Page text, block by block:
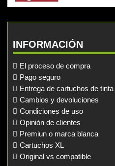
INFORMACIÓN
El proceso de compra
Pago seguro
Entrega de cartuchos de
Cambios y devoluciones
Condiciones de uso
Opinión de clientes
Premiun o marca blanca
Cartuchos XL
Original vs compatible